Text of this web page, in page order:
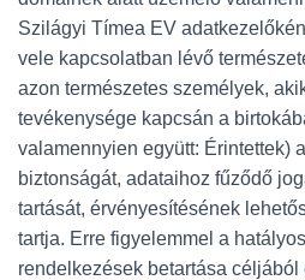
Szilágyi Tímea EV
vele kapcsolatban lévő
azon természetes személyek,
tevékenysége kapcsán a
valamennyien együtt: Érintettek)
biztonságát, adataihoz fűződő
tartását, érvényesítésének
tartja. Erre figyelemmel a
rendelkezések betartása